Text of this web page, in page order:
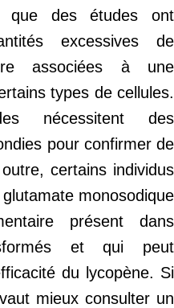
que des études ont
excessives de
associées à une
types de cellules.
nécessitent des
pour confirmer de
certains individus
monosodique
présent dans
et qui peut
du lycopène. Si
mieux consulter un